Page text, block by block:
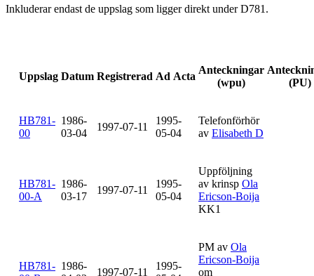
Inkluderar endast de uppslag som ligger direkt under D781.
Uppslag Datum Registrerad Ad Acta
Anteckningar
(wpu)
(PU)
HB781-
00
1986-
03-04
1997-07-11
1995-
05-04
Telefonförhör
av Elisabeth D
HB781-
00-A
1986-
03-17
1997-07-11
1995-
05-04
Uppföljning
av krinsp Ola
Ericson-Boija
KK1
HB781- 1986-
1997-07-11
1995-
PM av Ola
Ericson-Boija
om